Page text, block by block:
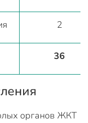
2
36
органов ЖКТ